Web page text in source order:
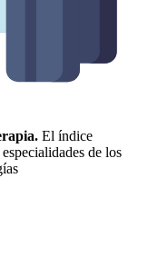
El índice
de los